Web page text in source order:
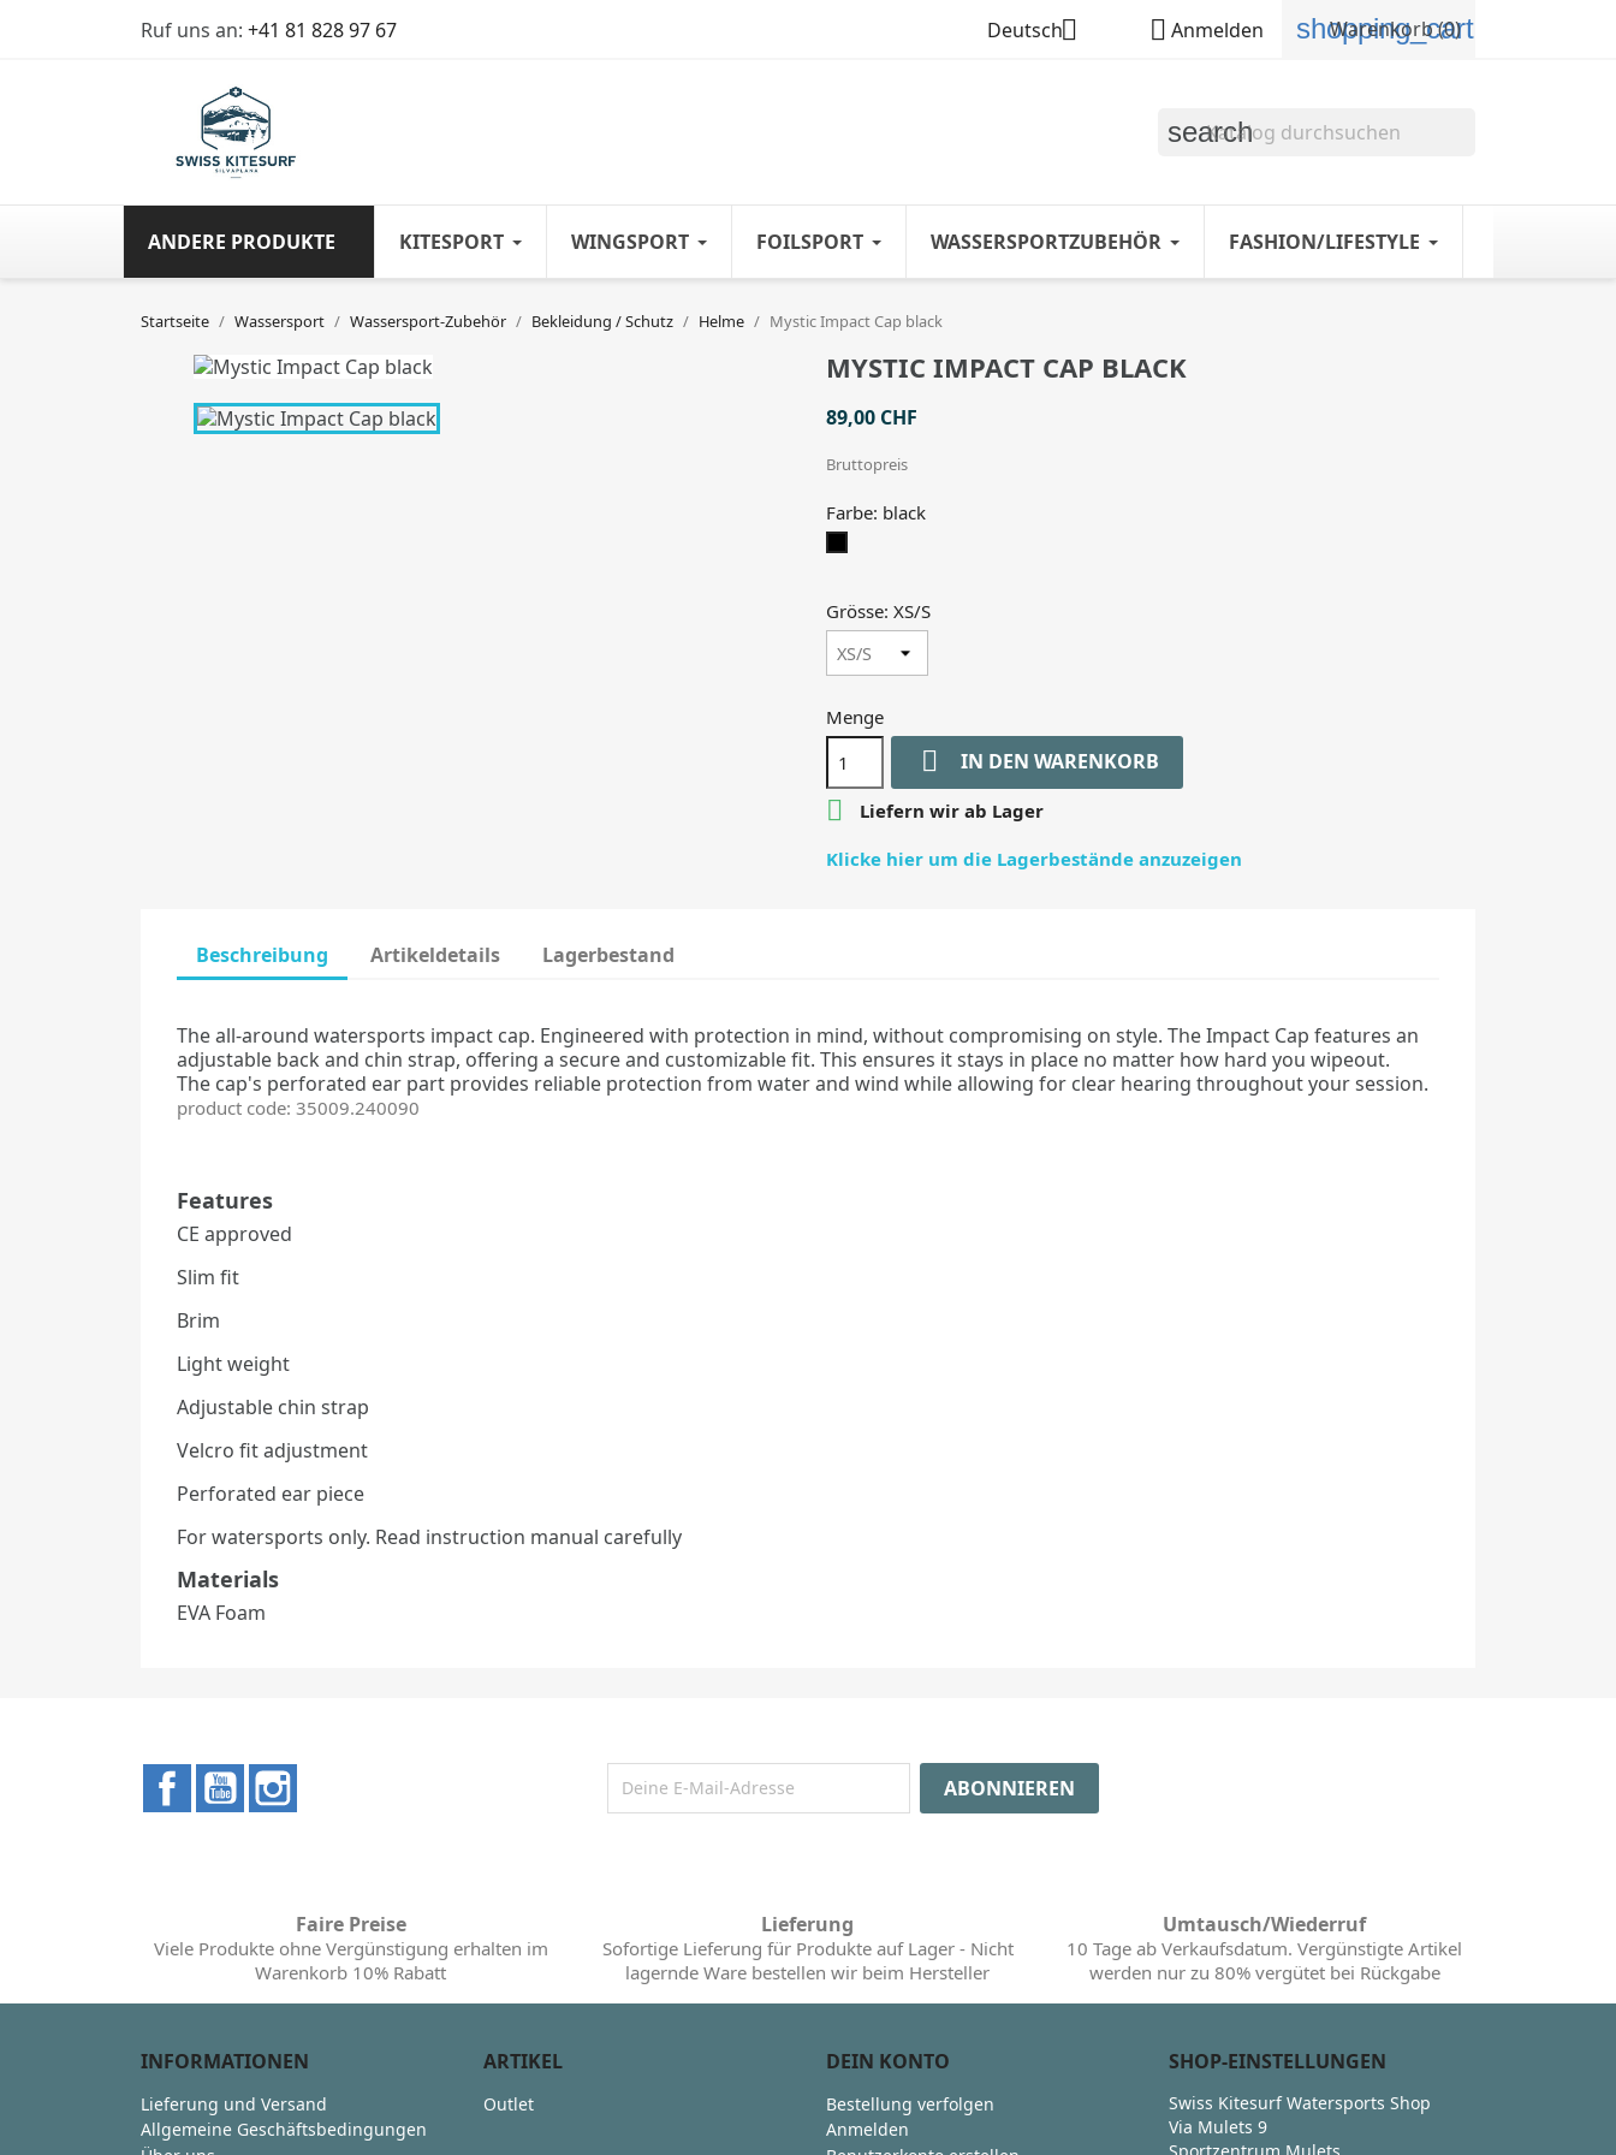
Ruf uns an: +41 81 828 97 67 Deutsch  Anmelden shopping_cart
Warenkorb(0)
search
ANDERE PRODUKTE KITESPORT WINGSPORT FOILSPORT WASSERSPORTZUBEHÖR FASHION/LIFESTYLE
Startseite Wassersport Wassersport-Zubehör Bekleidung / Schutz Helme Mystic Impact Cap black
MYSTIC IMPACT CAP BLACK
89,00 CHF
Bruttopreis
Farbe: black
Grösse: XS/S
Menge
 IN DEN WARENKORB

Liefern wir ab Lager
Klicke hier um die Lagerbestände anzuzeigen
Beschreibung Artikeldetails Lagerbestand
The all-around watersports impact cap. Engineered with protection in mind, without compromising on style. The Impact Cap features an
adjustable back and chin strap, offering a secure and customizable fit. This ensures it stays in place no matter how hard you wipeout.
The cap's perforated ear part provides reliable protection from water and wind while allowing for clear hearing throughout your session.
product code: 35009.240090
Features
CE approved
Slim fit
Brim
Light weight
Adjustable chin strap
Velcro fit adjustment
Perforated ear piece
For watersports only. Read instruction manual carefully
Materials
EVA Foam
FacebookYouTube
Faire Preise
Viele Produkte ohne Vergünstigung erhalten im
Warenkorb 10% Rabatt
Lieferung
Sofortige Lieferung für Produkte auf Lager - Nicht
lagernde Ware bestellen wir beim Hersteller
Umtausch/Wiederruf
10 Tage ab Verkaufsdatum. Vergünstigte Artikel
werden nur zu 80% vergütet bei Rückgabe
INFORMATIONEN
Lieferung und Versand
Allgemeine Geschäftsbedingungen
ARTIKEL
Outlet
DEIN KONTO
Bestellung verfolgen
Anmelden
SHOP-EINSTELLUNGEN
Swiss Kitesurf Watersports Shop
Via Mulets 9
Sportzentrum Mulets